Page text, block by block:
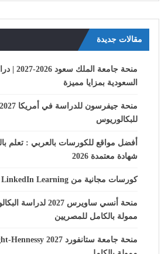
مقالات جديدة
منحة
السعودية بمزايا مميزة
للبكالوريوس
أفضل مواقع للكورسات بالعربي : تعلم
شهادة معتمدة 2026
كورسات مجانية من LinkedIn Learning
منحة أنسي ساويرس 2027
ممولة بالكامل للمصريين